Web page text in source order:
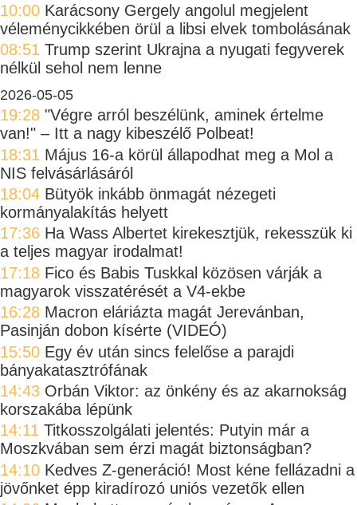
10:00 Karácsony Gergely angolul megjelent
véleménycikkében örül a libsi elvek tombolásának
08:51 Trump szerint Ukrajna a nyugati fegyverek
nélkül sehol nem lenne
2026-05-05
19:28 "Végre arról beszélünk, aminek értelme
van!" – Itt a nagy kibeszélő Polbeat!
18:31 Május 16-a körül állapodhat meg a Mol a
NIS felvásárlásáról
18:04 Bütyök inkább önmagát nézegeti
kormányalakítás helyett
17:36 Ha Wass Albertet kirekesztjük, rekesszük ki
a teljes magyar irodalmat!
17:18 Fico és Babis Tuskkal közösen várják a
magyarok visszatérését a V4-ekbe
16:28 Macron eláriázta magát Jerevánban,
Pasinján dobon kísérte (VIDEÓ)
15:50 Egy év után sincs felelőse a parajdi
bányakatasztrófának
14:43 Orbán Viktor: az önkény és az akarnokság
korszakába lépünk
14:11 Titkosszolgálati jelentés: Putyin már a
Moszkvában sem érzi magát biztonságban?
14:10 Kedves Z-generáció! Most kéne fellázadni a
jövőnket épp kiradírozó uniós vezetők ellen